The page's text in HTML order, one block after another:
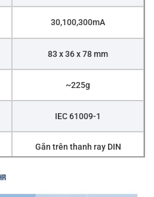
30,100,300mA
83 x 36 x 78 mm
~225g
IEC 61009-1
Gắn trên thanh ray DIN